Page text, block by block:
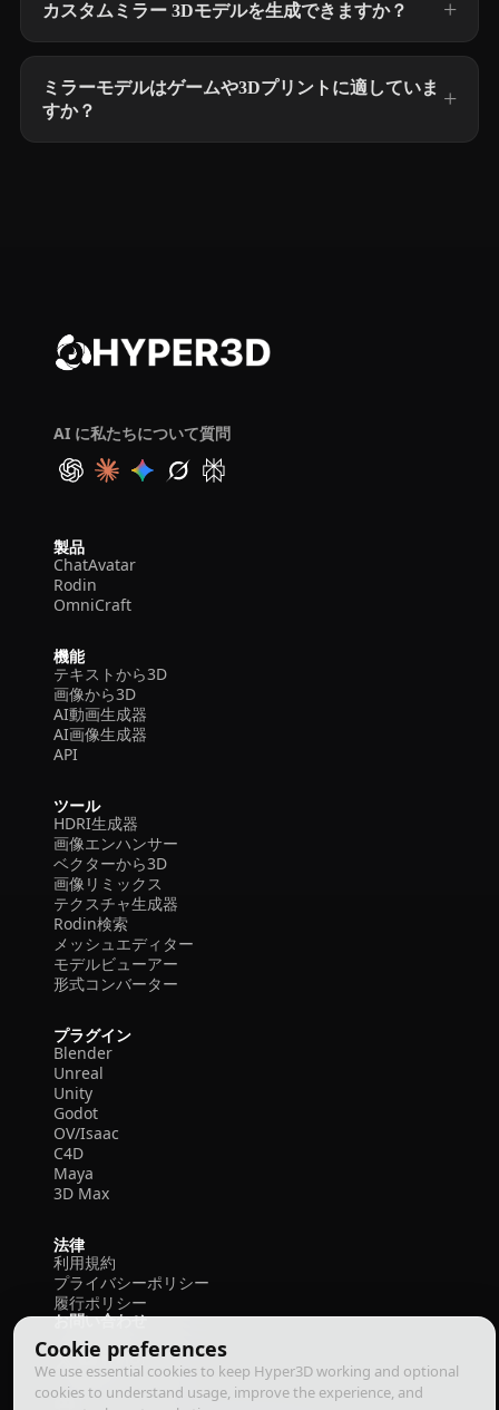
Cookie preferences
We use essential cookies to keep Hyper3D working and optional
cookies to understand usage, improve the experience, and
カスタムミラー 3Dモデルを生成できますか？
ミラーモデルはゲームや3Dプリントに適していま
すか？
AI に私たちについて質問
製品
ChatAvatar
Rodin
OmniCraft
機能
テキストから3D
画像から3D
AI動画生成器
AI画像生成器
API
ツール
HDRI生成器
画像エンハンサー
ベクターから3D
画像リミックス
テクスチャ生成器
Rodin検索
メッシュエディター
モデルビューアー
形式コンバーター
プラグイン
Blender
Unreal
Unity
Godot
OV/Isaac
C4D
Maya
3D Max
法律
利用規約
プライバシーポリシー
履行ポリシー
お問い合わせ